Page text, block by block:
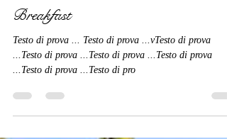
Oct 27, 2023
Breakfast
Testo di prova ... Testo di prova ...vTesto di prova
...Testo di prova ...Testo di pro